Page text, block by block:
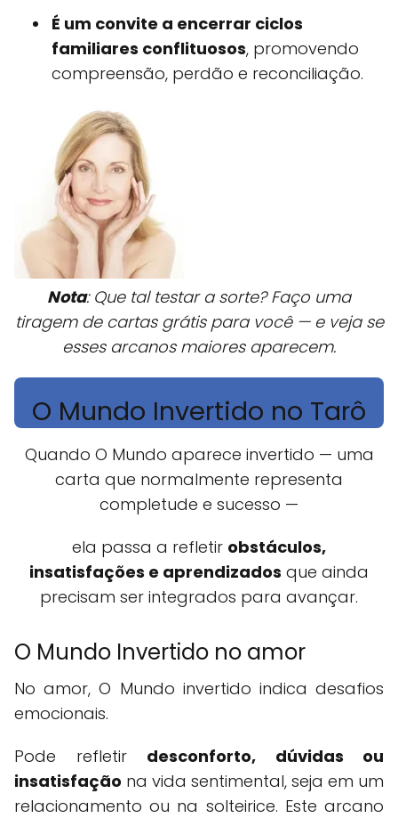
É um convite a encerrar ciclos
familiares conflituosos, promovendo
compreensão, perdão e reconciliação.
Nota: Que tal testar a sorte? Faço uma
tiragem de cartas grátis para você — e veja se
esses arcanos maiores aparecem.
O Mundo Invertido no Tarô
Quando O Mundo aparece invertido — uma
carta que normalmente representa
completude e sucesso —
ela passa a refletir obstáculos,
insatisfações e aprendizados que ainda
precisam ser integrados para avançar.
O Mundo Invertido no amor
No amor, O Mundo invertido indica desafios
emocionais.
Pode refletir desconforto, dúvidas ou
insatisfação na vida sentimental, seja em um
relacionamento ou na solteirice. Este arcano